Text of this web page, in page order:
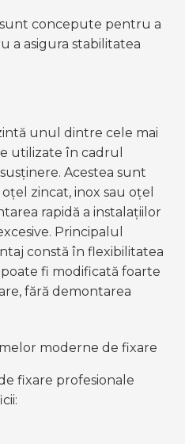
concepute pentru a
a asigura stabilitatea
unul dintre cele mai
utilizate în cadrul
Acestea sunt
zincat, inox sau oțel
rapidă a instalațiilor
Principalul
constă în flexibilitatea
fi modificată foarte
fără demontarea
moderne de fixare
fixare profesionale